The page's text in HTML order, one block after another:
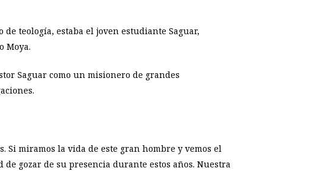
teología, estaba el joven estudiante Saguar,
Moya.
Saguar como un misionero de grandes
Si miramos la vida de este gran hombre y vemos el
gozar de su presencia durante estos años. Nuestra